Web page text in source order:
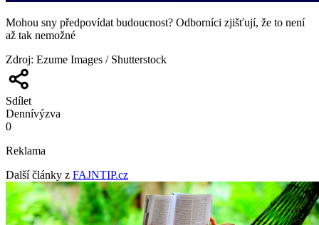
Mohou sny předpovídat budoucnost? Odborníci zjišťují, že to není
až tak nemožné
Zdroj: Ezume Images / Shutterstock
Sdílet
Dennívýzva
0
Reklama
Další články z FAJNTIP.cz